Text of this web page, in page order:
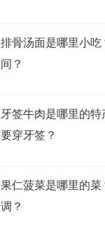
排骨汤面是哪里小
间？
牙签牛肉是哪里的
要穿牙签？
果仁菠菜是哪里的菜
调？